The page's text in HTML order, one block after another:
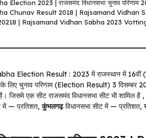
Election 2023 | राजसमंद विधानसभा चुनाव
Chunav Result 2018 | Rajsamand Vidhan
| Rajsamand Vidhan Sabha 2023
Election Result : 2023 में राजस्थान में 16वीं
लिए चुनाव परिणाम (Election Result) 3 दिसम्बर
जिसमे एक सीट राजसमंद विधानसभा सीट भी शामिल
में — प्रतिशत,कुंभलगढ़विधानसभा सीट में — प्रतिशत,